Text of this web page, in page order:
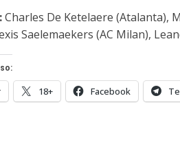
Charles De Ketelaere (Atalanta),
Saelemaekers (AC Milan),
18+ Facebook